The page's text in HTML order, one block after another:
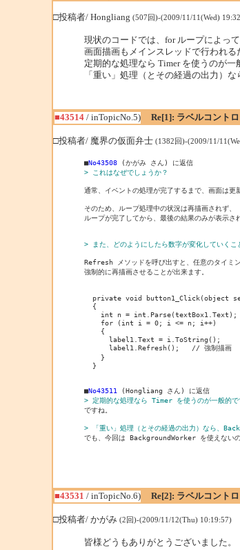
□投稿者/ Hongliang (507回)-(2009/11/11(Wed)
現状のコードでは、for ループによっ
画面描画もメインスレッドで行われる
定期的な処理なら Timer を使うのが一
「重い」処理（とその経過の出力）
■43514/ inTopicNo.5)
Re[1]: ラベルコント
□投稿者/ 魔界の仮面弁士 (1382回)-(2009/11/
■No43508
(かがみ さん) に返信
> これはなぜでしょうか？
通常、イベントの処理が完了するまで、画面は更
そのため、ループ処理中の状況は再描画されず、
ループが完了してから、最後の結果のみが表示さ
> また、どのようにしたら数字が変化していくこ
Refresh メソッドを呼び出すと、任意のタイミ
強制的に再描画させることが出来ます。
private void button1_Click(object
  {
    int n = int.Parse(textBox1.Text);
    for (int i = 0; i <= n; i++)
    {
      label1.Text = i.ToString();
      label1.Refresh();   // 強制描画
    }
  }
■No43511
(Hongliang さん) に返信
> 定期的な処理なら Timer を使うのが一般的で
ですね。
> 「重い」処理（とその経過の出力）なら、
でも、今回は BackgroundWorker を使えないの
■43531 / inTopicNo.6)
Re[2]: ラベルコント
□投稿者/ かがみ (2回)-(2009/11/12(Thu) 10:19:57)
皆様どうもありがとうございました。